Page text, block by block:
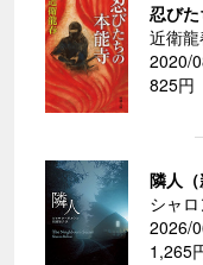
忍びた
近衛
2020/
825円
隣人（
シャ
2026/
1,265